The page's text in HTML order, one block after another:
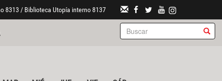
8313 / Biblioteca Utopía interno 8137